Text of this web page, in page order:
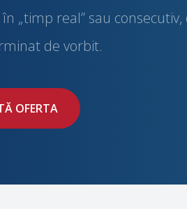
„timp real” sau
de vorbit.
OFERTA